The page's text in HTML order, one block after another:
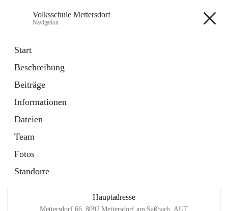
Volksschule Mettersdorf
Navigation
Start
Beschreibung
Beiträge
Informationen
Dateien
Team
Fotos
Standorte
Externe Webseite
in
Tab
Termine
Artikel
öffnet
in
neuem
Tab
Hauptadresse
Mettersdorf 66, 8092 Mettersdorf am Saßbach, AUT